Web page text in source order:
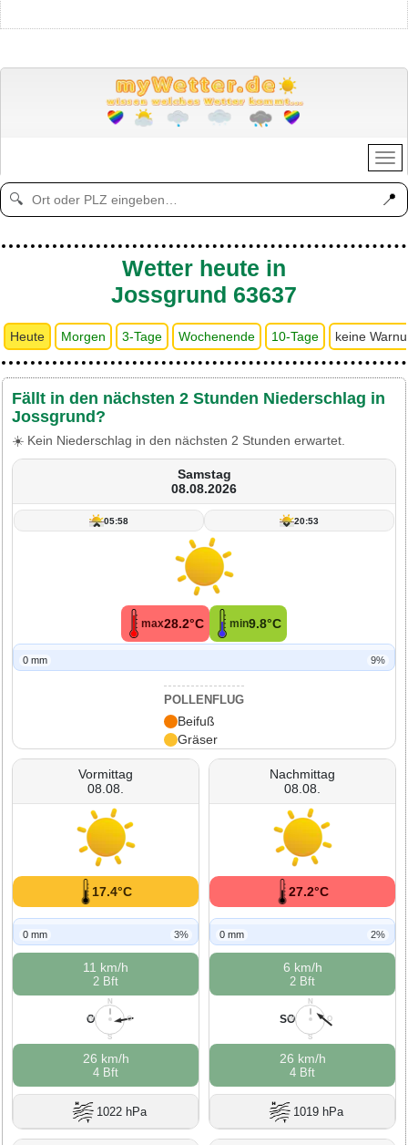
🔍 📍
Wetter heute in
Jossgrund 63637
Heute Morgen 3-Tage Wochenende 10-Tage keine
Fällt in den nächsten 2 Stunden Niederschlag in
Jossgrund?
☀️ Kein Niederschlag in den nächsten 2 Stunden erwartet.
Samstag
08.08.2026
05:58 20:53
max28.2°C min9.8°C
0 mm 9%
POLLENFLUG
Beifuß
Gräser
Vormittag
08.08.
17.4°C
0 mm 3%
11 km/h
2 Bft
N
O
S
W
O
26 km/h
4 Bft
1022 hPa
Nachmittag
08.08.
27.2°C
0 mm 2%
6 km/h
2 Bft
N
O
S
W
SO
26 km/h
4 Bft
1019 hPa